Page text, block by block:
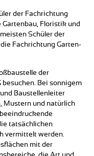
der Fachrichtung
Floristik und
Schüler der
Fachrichtung Garten-
der
besuchen. Bei sonnigem
Baustellenleiter
Mustern und natürlich
tatsächlichen
vermittelt werden.
mit der
die Art und